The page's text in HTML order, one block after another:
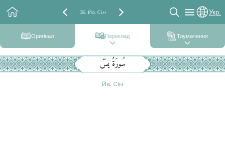
36. Йа. Сін Укр.
Оригінал Переклад Тлумачення
سُورَةُ يسٓ
Йа. Сін